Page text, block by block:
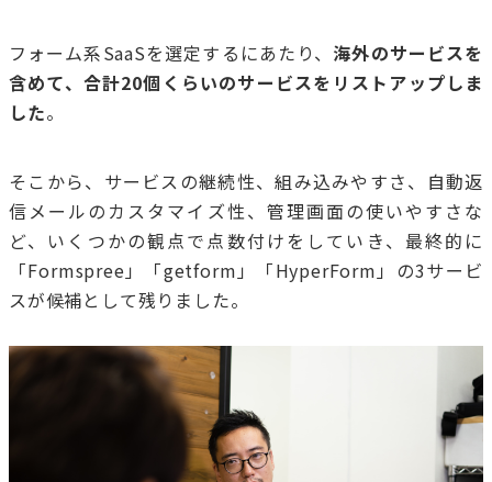
フォーム系SaaSを選定するにあたり、 海外のサービスを
含めて、合計20個くらいのサービスをリストアップしま
した。
そこから、サービスの継続性、組み込みやすさ、自動返
信メールのカスタマイズ性、管理画面の使いやすさな
ど、いくつかの観点で点数付けをしていき、最終的に
「Formspree」「getform」「HyperForm」の3サービ
スが候補として残りました。